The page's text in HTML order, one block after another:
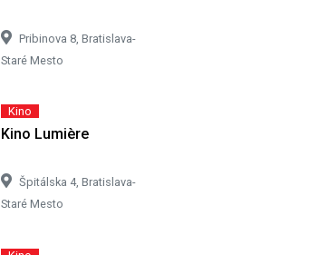
Pribinova 8, Bratislava-
Staré Mesto
Kino
Kino Lumière
Špitálska 4, Bratislava-
Staré Mesto